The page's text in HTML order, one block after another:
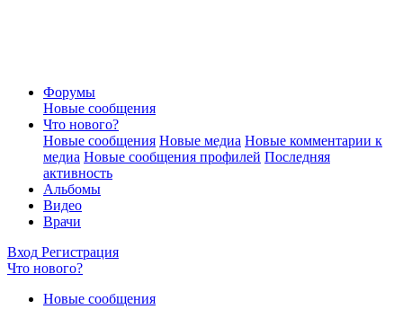
Форумы
Новые сообщения
Что нового?
Новые сообщения Новые медиа Новые комментарии к
медиа Новые сообщения профилей Последняя
активность
Альбомы
Видео
Врачи
Вход Регистрация
Что нового?
Новые сообщения